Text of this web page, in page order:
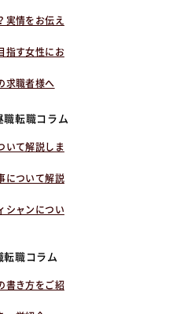
実情をお伝え
指す女性にお
求職者様へ
職転職コラム
いて解説しま
について解説
シャンについ
転職コラム
書き方をご紹